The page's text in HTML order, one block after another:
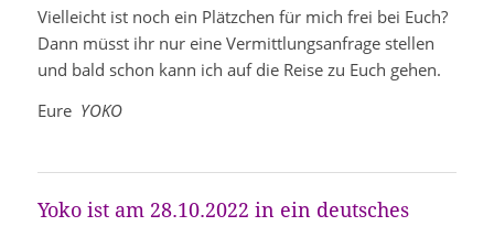
Vielleicht ist noch ein Plätzchen für mich frei bei Euch?
Dann müsst ihr nur eine Vermittlungsanfrage stellen
und bald schon kann ich auf die Reise zu Euch gehen.
Eure YOKO
Yoko ist am 28.10.2022 in ein deutsches